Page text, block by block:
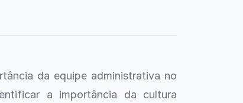
da equipe administrativa no
a importância da cultura